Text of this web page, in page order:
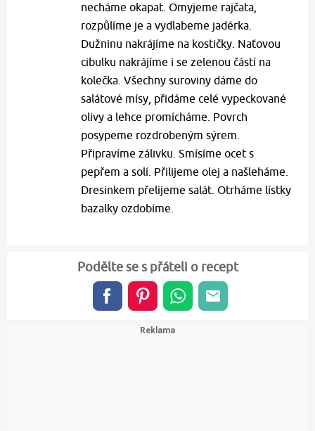
necháme okapat. Omyjeme rajčata,
rozpůlíme je a vydlabeme jadérka.
Dužninu nakrájíme na kostičky. Naťovou
cibulku nakrájíme i se zelenou částí na
kolečka. Všechny suroviny dáme do
salátové mísy, přidáme celé vypeckované
olivy a lehce promícháme. Povrch
posypeme rozdrobeným sýrem.
Připravíme zálivku. Smísíme ocet s
pepřem a solí. Přilijeme olej a našleháme.
Dresinkem přelijeme salát. Otrháme lístky
bazalky ozdobíme.
Podělte se s přáteli o recept